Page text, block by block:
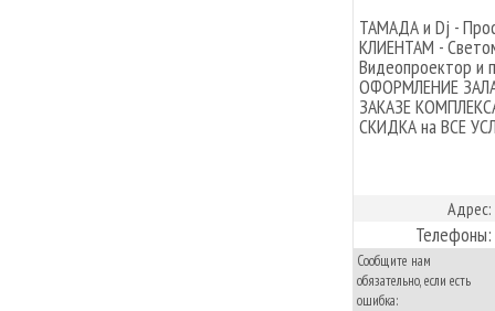
ТАМАДА и Dj -
КЛИЕНТАМ -
Видеопроектор и
ОФОРМЛЕНИЕ
ЗАКАЗЕ
СКИДКА на ВСЕ
Адрес:
Телефоны:
Сообщите нам
обязательно, если есть
ошибка: